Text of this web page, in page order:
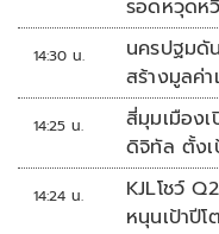
รอดหวุดห
14:30 น.
นครปฐมดั
สร้างมูลค่
10 ล้านบาท
14:25 น.
สี่มุมเมือง
ดิจิทัล ตั้ง
14:24 น.
KJLโชว์
หนุนเป้าปีโ